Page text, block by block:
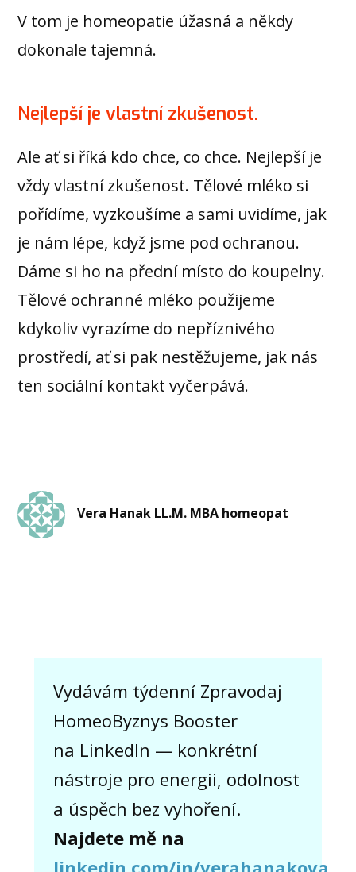
V tom je homeopatie úžasná a někdy
dokonale tajemná.
Nejlepší je vlastní zkušenost.
Ale ať si říká kdo chce, co chce. Nejlepší je
vždy vlastní zkušenost. Tělové mléko si
pořídíme, vyzkoušíme a sami uvidíme, jak
je nám lépe, když jsme pod ochranou.
Dáme si ho na přední místo do koupelny.
Tělové ochranné mléko použijeme
kdykoliv vyrazíme do nepříznivého
prostředí, ať si pak nestěžujeme, jak nás
ten sociální kontakt vyčerpává.
Vera Hanak LL.M. MBA homeopat
Vydávám týdenní Zpravodaj
HomeoByznys Booster
na LinkedIn — konkrétní
nástroje pro energii, odolnost
a úspěch bez vyhoření.
Najdete mě na